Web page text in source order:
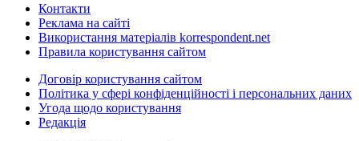
Контакти
Реклама на сайті
Використання матеріалів korrespondent.net
Правила користування сайтом
Договір користування сайтом
Політика у сфері конфіденційності і персональних даних
Угода щодо користування
Редакція